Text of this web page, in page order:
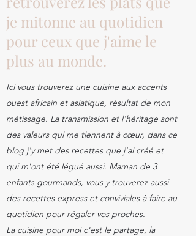
je mitonne au quotidien
pour ceux que j'aime le
plus au monde.
Ici vous trouverez une cuisine aux accents
ouest africain et asiatique, résultat de mon
métissage. La transmission et l'héritage sont
des valeurs qui me tiennent à cœur, dans ce
blog j'y met des recettes que j'ai créé et
qui m'ont été légué aussi. Maman de 3
enfants gourmands, vous y trouverez aussi
des recettes express et conviviales à faire au
quotidien pour régaler vos proches.
La cuisine pour moi c'est le partage, la